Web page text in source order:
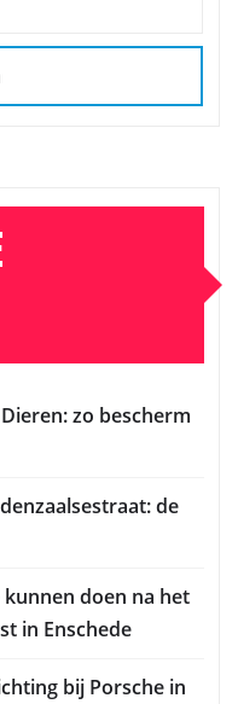
zo bescherm
de
doen na het
in Enschede
bij Porsche in